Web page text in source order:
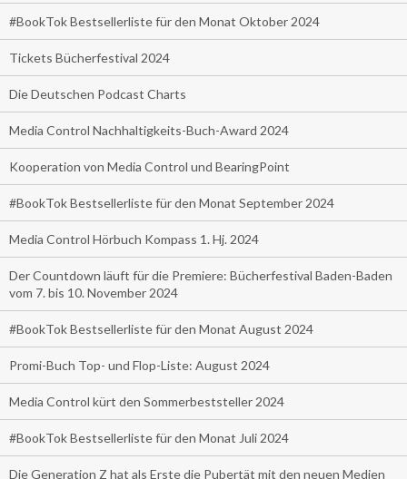
#BookTok Bestsellerliste für den Monat Oktober 2024
Tickets Bücherfestival 2024
Die Deutschen Podcast Charts
Media Control Nachhaltigkeits-Buch-Award 2024
Kooperation von Media Control und BearingPoint
#BookTok Bestsellerliste für den Monat September 2024
Media Control Hörbuch Kompass 1. Hj. 2024
Der Countdown läuft für die Premiere: Bücherfestival Baden-Baden
vom 7. bis 10. November 2024
#BookTok Bestsellerliste für den Monat August 2024
Promi-Buch Top- und Flop-Liste: August 2024
Media Control kürt den Sommerbeststeller 2024
#BookTok Bestsellerliste für den Monat Juli 2024
Die Generation Z hat als Erste die Pubertät mit den neuen Medien